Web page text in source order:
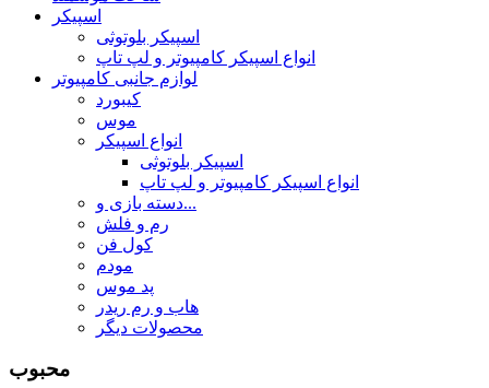
اسپیکر
اسپیکر بلوتوثی
انواع اسپیکر کامپیوتر و لپ تاپ
لوازم جانبی کامپیوتر
کیبورد
موس
انواع اسپیکر
اسپیکر بلوتوثی
انواع اسپیکر کامپیوتر و لپ تاپ
دسته بازی و...
رم و فلش
کول فن
مودم
پد موس
هاب و رم ریدر
محصولات دیگر
محبوب